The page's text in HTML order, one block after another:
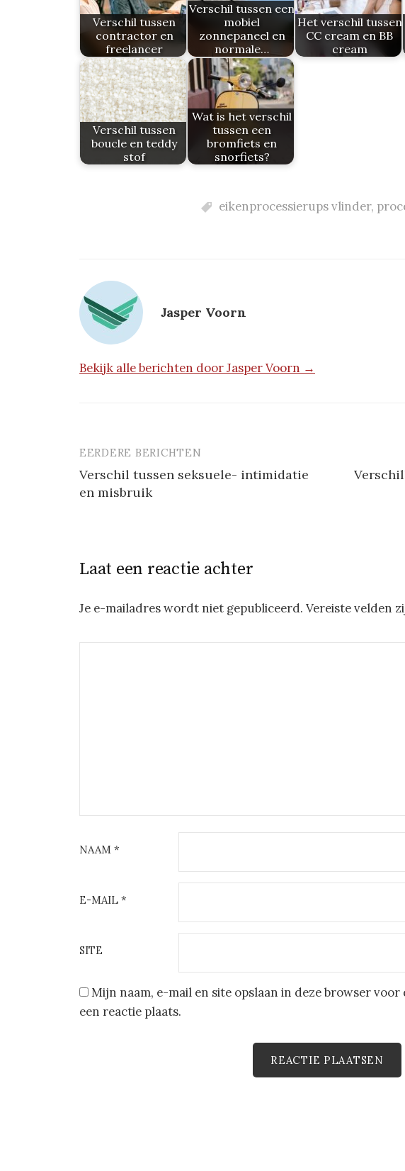
Verschil tussen
contractor en
freelancer
Verschil tussen een
mobiel
zonnepaneel en
normale…
Het verschil tussen
CC cream en BB
cream
Verschil tussen
boucle en teddy
stof
Wat is het verschil
tussen een
bromfiets en
snorfiets?
eikenprocessierups vlinder,
Jasper Voorn
Bekijk alle berichten door Jasper Voorn →
Berichtnavigatie
EERDERE BERICHTEN
Verschil tussen seksuele- intimidatie
en misbruik
Laat een reactie achter
Je e-mailadres wordt niet gepubliceerd. Vereiste velden
NAAM *
E-MAIL *
SITE
Mijn naam, e-mail en site opslaan in deze browser
een reactie plaats.